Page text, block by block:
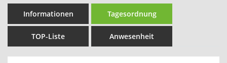
Informationen Tagesordnung
TOP-Liste Anwesenheit